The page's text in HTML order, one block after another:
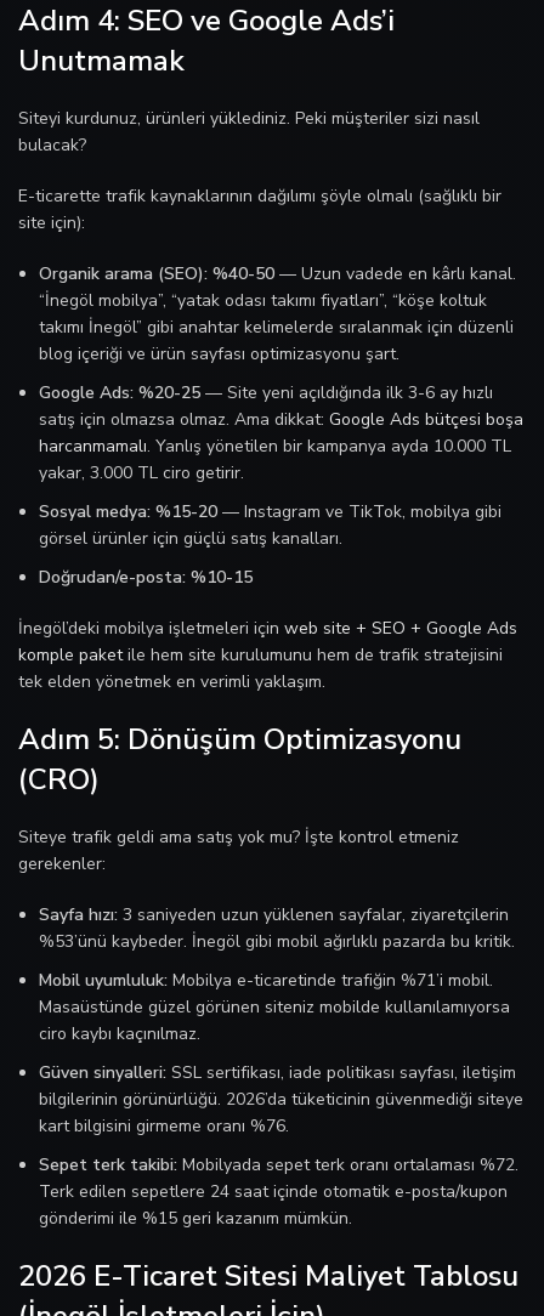
Adım 4: SEO ve Google Ads’i
Unutmamak
Siteyi kurdunuz, ürünleri yüklediniz. Peki müşteriler sizi nasıl
bulacak?
E-ticarette trafik kaynaklarının dağılımı şöyle olmalı (sağlıklı bir
site için):
Organik arama (SEO): %40-50 — Uzun vadede en kârlı kanal.
“İnegöl mobilya”, “yatak odası takımı fiyatları”, “köşe koltuk
takımı İnegöl” gibi anahtar kelimelerde sıralanmak için düzenli
blog içeriği ve ürün sayfası optimizasyonu şart.
Google Ads: %20-25 — Site yeni açıldığında ilk 3-6 ay hızlı
satış için olmazsa olmaz. Ama dikkat: Google Ads bütçesi boşa
harcanmamalı. Yanlış yönetilen bir kampanya ayda 10.000 TL
yakar, 3.000 TL ciro getirir.
Sosyal medya: %15-20 — Instagram ve TikTok, mobilya gibi
görsel ürünler için güçlü satış kanalları.
Doğrudan/e-posta: %10-15
İnegöl’deki mobilya işletmeleri için web site + SEO + Google Ads
komple paketile hem site kurulumunu hem de trafik stratejisini
tek elden yönetmek en verimli yaklaşım.
Adım 5: Dönüşüm Optimizasyonu
(CRO)
Siteye trafik geldi ama satış yok mu? İşte kontrol etmeniz
gerekenler:
Sayfa hızı: 3 saniyeden uzun yüklenen sayfalar, ziyaretçilerin
%53’ünü kaybeder. İnegöl gibi mobil ağırlıklı pazarda bu kritik.
Mobil uyumluluk: Mobilya e-ticaretinde trafiğin %71’i mobil.
Masaüstünde güzel görünen siteniz mobilde kullanılamıyorsa
ciro kaybı kaçınılmaz.
Güven sinyalleri: SSL sertifikası, iade politikası sayfası, iletişim
bilgilerinin görünürlüğü. 2026’da tüketicinin güvenmediği siteye
kart bilgisini girmeme oranı %76.
Sepet terk takibi: Mobilyada sepet terk oranı ortalaması %72.
Terk edilen sepetlere 24 saat içinde otomatik e-posta/kupon
gönderimi ile %15 geri kazanım mümkün.
2026 E-Ticaret Sitesi Maliyet Tablosu